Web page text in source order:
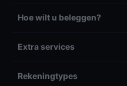
Hoe wilt u beleggen?
Extra services
Rekeningtypes